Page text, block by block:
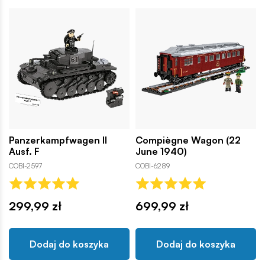
Panzerkampfwagen II
Ausf. F
COBI-2597
299,99 zł
Dodaj do koszyka
Compiègne Wagon (22
June 1940)
COBI-6289
699,99 zł
Dodaj do koszyka